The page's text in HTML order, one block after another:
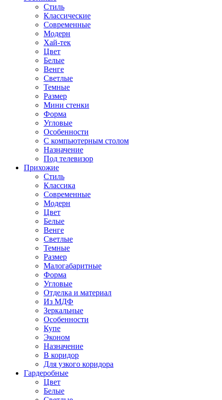
Стиль
Классические
Современные
Модерн
Хай-тек
Цвет
Белые
Венге
Светлые
Темные
Размер
Мини стенки
Форма
Угловые
Особенности
С компьютерным столом
Назначение
Под телевизор
Прихожие
Стиль
Классика
Современные
Модерн
Цвет
Белые
Венге
Светлые
Темные
Размер
Малогабаритные
Форма
Угловые
Отделка и материал
Из МДФ
Зеркальные
Особенности
Купе
Эконом
Назначение
В коридор
Для узкого коридора
Гардеробные
Цвет
Белые